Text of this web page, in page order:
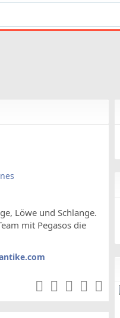
Löwe und Schlange.
mit Pegasos die